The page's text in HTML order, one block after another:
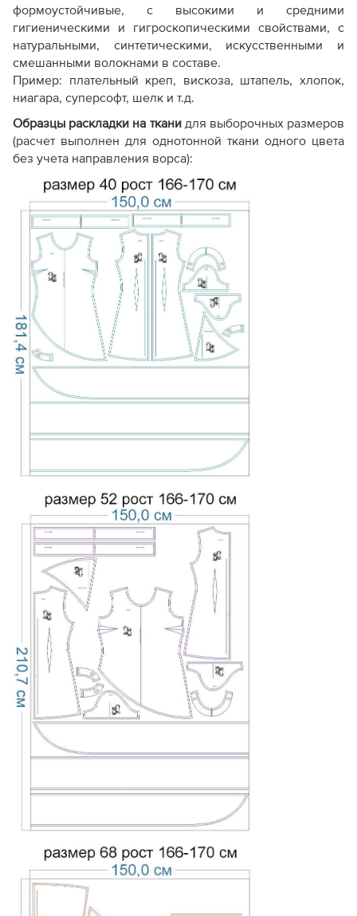
формоустойчивые, с высокими и средними
гигиеническими и гигроскопическими свойствами, с
натуральными, синтетическими, искусственными и
смешанными волокнами в составе.
Пример: плательный креп, вискоза, штапель, хлопок,
ниагара, суперсофт, шелк и т.д.
Образцы раскладки на ткани для выборочных размеров
(расчет выполнен для однотонной ткани одного цвета
без учета направления ворса):